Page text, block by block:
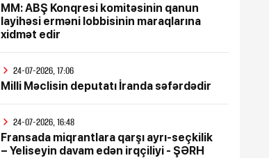
MM: ABŞ Konqresi komitəsinin qanun
layihəsi erməni lobbisinin maraqlarına
xidmət edir
24-07-2026, 17:06
Milli Məclisin deputatı İranda səfərdədir
24-07-2026, 16:48
Fransada miqrantlara qarşı ayrı-seçkilik
– Yeliseyin davam edən irqçiliyi - ŞƏRH